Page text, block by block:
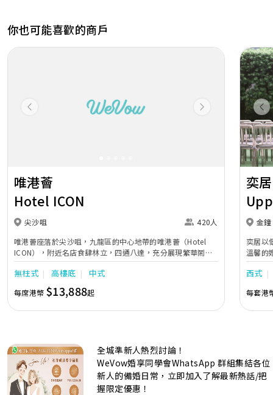
你也可能喜歡的商戶
Previous Next
唯港薈
Hotel ICON
尖沙咀
420人
唯港薈座落於尖沙咀，九龍區的中心地帶的唯港薈（Hotel
ICON），附近名店食肆林立，四通八達，充分展現繁華鬧巿
中的活力個性，成為一眾準新人舉辦婚宴的熱門之選。專業團
隊由策劃統籌至所有婚宴每個細節，唯港薈都力臻完美，保證
讓您留下獨特的醉人回憶。 擁有時尚高樓頂的Silverbox宴會
廳，配置了全套先進的視聽影音及燈光設備配套，並採用極富
現代時尚感的水晶玻璃燈，演繹出與別不同的經典神韻。不論
準新人的個性及預算﹔保證為您打造夢寐以求的特別日子，令
賓客永誌難忘！
無柱式 高樓底 中式
每席港幣 $13,888起
奕居
金鐘
奕居以
溫馨的
團隊會
西式
每套港
全城準新人熱烈討論！
WeVow婚享同學會WhatsApp 群組集結各位
新人的備婚日常，立即加入了解最新熱話/把
握限定優惠！